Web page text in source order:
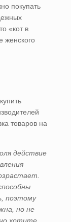
покупать
«кот в
женского
товаров на
действие
поэтому
но не